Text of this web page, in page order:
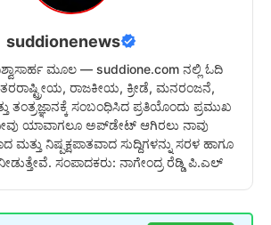
suddionenews
ಮೂಲ — suddione.com ನಲ್ಲಿ ಓದಿ
ರಾಜಕೀಯ, ಕ್ರೀಡೆ, ಮನರಂಜನೆ,
ತಂತ್ರಜ್ಞಾನಕ್ಕೆ ಸಂಬಂಧಿಸಿದ ಪ್ರತಿಯೊಂದು ಪ್ರಮುಖ
ಯಾವಾಗಲೂ ಅಪ್‌ಡೇಟ್ ಆಗಿರಲು ನಾವು
ನಿಷ್ಪಕ್ಷಪಾತವಾದ ಸುದ್ದಿಗಳನ್ನು ಸರಳ ಹಾಗೂ
ಸಂಪಾದಕರು: ನಾಗೇಂದ್ರ ರೆಡ್ಡಿ ಪಿ.ಎಲ್